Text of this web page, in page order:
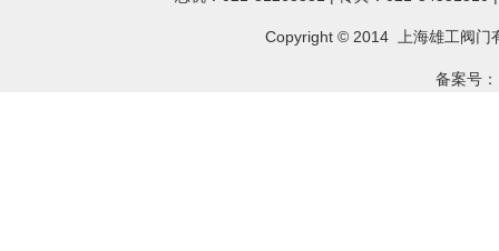
Copyright © 2014 上海雄工阀门
备案号